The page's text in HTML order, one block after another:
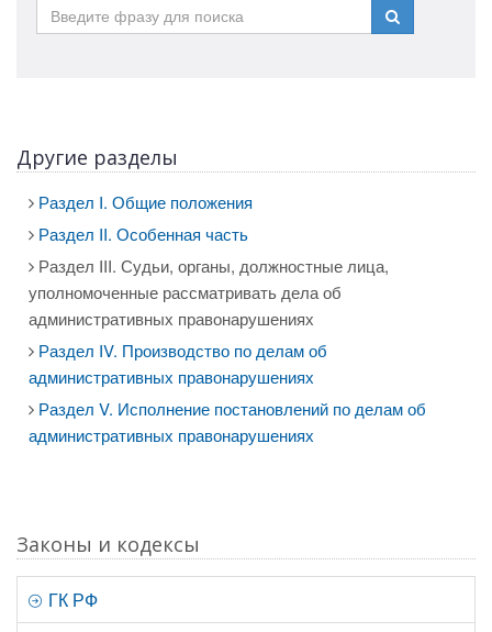
Другие разделы
Раздел I. Общие положения
Раздел II. Особенная часть
Раздел III. Судьи, органы, должностные лица,
уполномоченные рассматривать дела об
административных правонарушениях
Раздел IV. Производство по делам об
административных правонарушениях
Раздел V. Исполнение постановлений по делам об
административных правонарушениях
Законы и кодексы
ГК РФ